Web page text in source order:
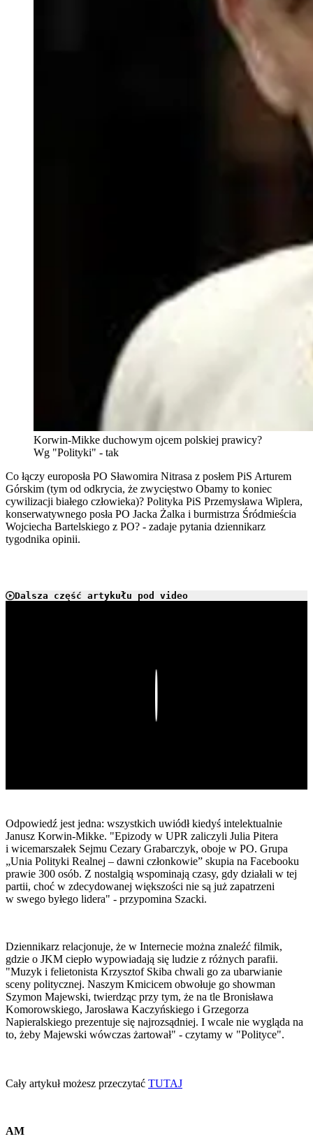
Korwin-Mikke duchowym ojcem polskiej prawicy?
Wg "Polityki" - tak
Co łączy europosła PO Sławomira Nitrasa z posłem PiS Arturem
Górskim (tym od odkrycia, że zwycięstwo Obamy to koniec
cywilizacji białego człowieka)? Polityka PiS Przemysława Wiplera,
konserwatywnego posła PO Jacka Żalka i burmistrza Śródmieścia
Wojciecha Bartelskiego z PO? - zadaje pytania dziennikarz
tygodnika opinii.
Dalsza część artykułu pod video
Odpowiedź jest jedna: wszystkich uwiódł kiedyś intelektualnie
Janusz Korwin-Mikke. "Epizody w UPR zaliczyli Julia Pitera
i wicemarszałek Sejmu Cezary Grabarczyk, oboje w PO. Grupa
„Unia Polityki Realnej – dawni członkowie” skupia na Face­booku
prawie 300 osób. Z nostalgią wspominają czasy, gdy działali w tej
partii, choć w zdecydowanej większości nie są już zapatrzeni
w swego byłego lidera" - przypomina Szacki.
Dziennikarz relacjonuje, że w Internecie można znaleźć filmik,
gdzie o JKM ciepło wypowiadają się ludzie z różnych parafii.
"Muzyk i felietonista Krzysztof Skiba chwali go za ubarwianie
sceny politycznej. Naszym Kmicicem obwołuje go showman
Szymon Majewski, twierdząc przy tym, że na tle Bronisława
Komorowskiego, Jarosława Kaczyńskiego i Grzegorza
Napieralskiego prezentuje się najrozsądniej. I wcale nie wygląda na
to, żeby Majewski wówczas żartował" - czytamy w "Polityce".
Cały artykuł możesz przeczytać TUTAJ
AM